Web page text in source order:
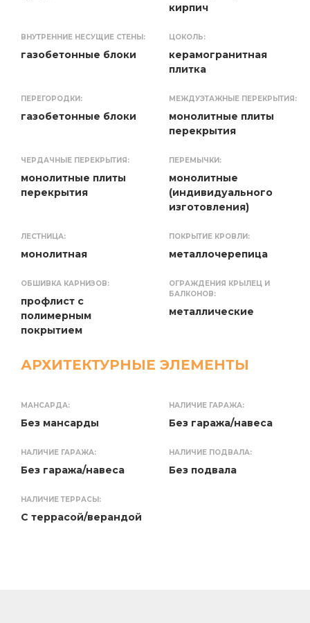
кирпич
ВНУТРЕННИЕ НЕСУЩИЕ СТЕНЫ:
газобетонные блоки
ЦОКОЛЬ:
керамогранитная
плитка
ПЕРЕГОРОДКИ:
газобетонные блоки
МЕЖДУЭТАЖНЫЕ ПЕРЕКРЫТИЯ:
монолитные плиты
перекрытия
ЧЕРДАЧНЫЕ ПЕРЕКРЫТИЯ:
монолитные плиты
перекрытия
ПЕРЕМЫЧКИ:
монолитные
(индивидуального
изготовления)
ЛЕСТНИЦА:
монолитная
ПОКРЫТИЕ КРОВЛИ:
металлочерепица
ОБШИВКА КАРНИЗОВ:
профлист с
полимерным
покрытием
ОГРАЖДЕНИЯ КРЫЛЕЦ И
БАЛКОНОВ:
металлические
АРХИТЕКТУРНЫЕ ЭЛЕМЕНТЫ
МАНСАРДА:
Без мансарды
НАЛИЧИЕ ГАРАЖА:
Без гаража/навеса
НАЛИЧИЕ ГАРАЖА:
Без гаража/навеса
НАЛИЧИЕ ПОДВАЛА:
Без подвала
НАЛИЧИЕ ТЕРРАСЫ:
С террасой/верандой